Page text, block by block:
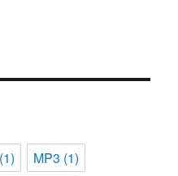
(1) MP3 (1)